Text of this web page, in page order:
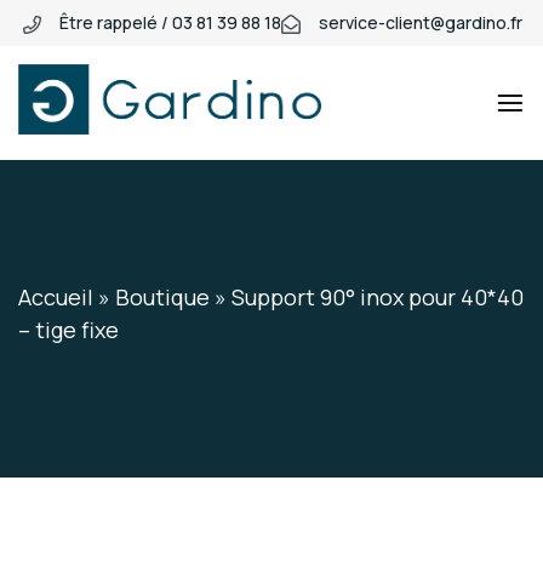
Être rappelé / 03 81 39 88 18 service-client@gardino.fr
Gardino
Gardino
Accueil » Boutique » Support 90° inox pour 40*40
– tige fixe